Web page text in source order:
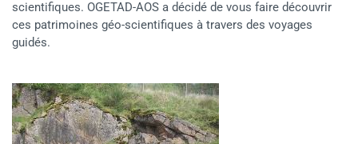
scientifiques. OGETAD-AOS a décidé de vous faire découvrir
ces patrimoines géo-scientifiques à travers des voyages
guidés.